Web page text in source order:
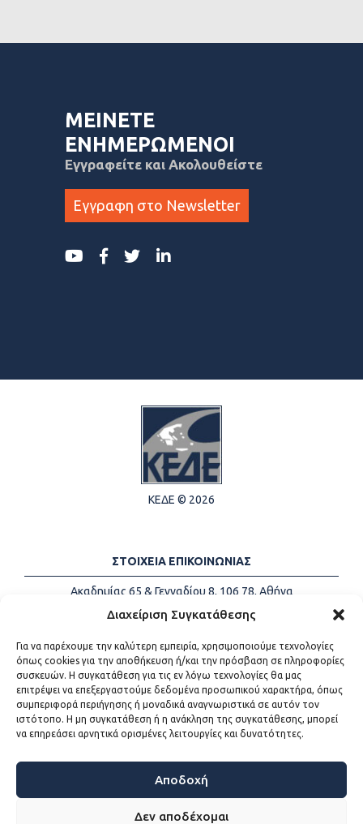
Διαχείριση Συγκατάθεσης
Για να παρέχουμε την καλύτερη εμπειρία, χρησιμοποιούμε τεχνολογίες
όπως cookies για την αποθήκευση ή/και την πρόσβαση σε πληροφορίες
συσκευών. Η συγκατάθεση για τις εν λόγω τεχνολογίες θα μας
επιτρέψει να επεξεργαστούμε δεδομένα προσωπικού χαρακτήρα, όπως
συμπεριφορά περιήγησης ή μοναδικά αναγνωριστικά σε αυτόν τον
ιστότοπο. Η μη συγκατάθεση ή η ανάκληση της συγκατάθεσης, μπορεί
να επηρεάσει αρνητικά ορισμένες λειτουργίες και δυνατότητες.
Αποδοχή
Δεν αποδέχομαι
ΜΕΙΝΕΤΕ
ΕΝΗΜΕΡΩΜΕΝΟΙ
Εγγραφείτε και Ακολουθείστε
Εγγραφη στο Newsletter
ΚΕΔΕ © 2026
ΣΤΟΙΧΕΙΑ ΕΠΙΚΟΙΝΩΝΙΑΣ
Ακαδημίας 65 & Γενναδίου 8, 106 78, Αθήνα
Τηλέφωνα:
+30 213-2147500
Email:
info@kede.gr
ΧΡΗΣΙΜΟΙ ΣΥΝΔΕΣΜΟΙ
Η ΚΕΔΕ
Sitemap
Προσβασιμότητα
Όροι χρήσης